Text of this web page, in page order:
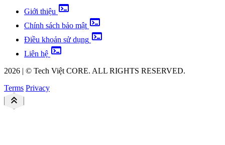
Giới thiệu terminal
Chính sách bảo mật terminal
Điều khoản sử dụng terminal
Liên hệ terminal
2026 | © Tech Việt CORE. ALL RIGHTS RESERVED.
Terms Privacy
keyboard_double_arrow_up